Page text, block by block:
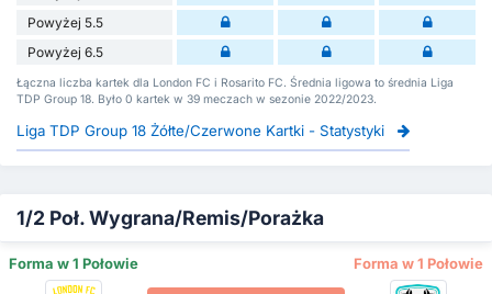
Powyżej 5.5
Powyżej 6.5
Łączna liczba kartek dla London FC i Rosarito FC. Średnia ligowa to średnia Liga
TDP Group 18. Było 0 kartek w 39 meczach w sezonie 2022/2023.
Liga TDP Group 18 Żółte/Czerwone Kartki - Statystyki
1/2 Poł. Wygrana/Remis/Porażka
Forma w 1 Połowie Forma w 1 Połowie